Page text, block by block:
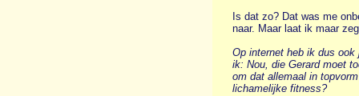
Is dat zo? Dat was me
naar. Maar laat ik maar
Op internet heb ik dus ook
ik: Nou, die Gerard moet
om dat allemaal in
lichamelijke fitness?